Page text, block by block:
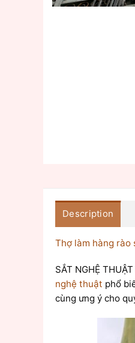
Description
Thợ làm hàng rào
SẮT NGHỆ
nghệ thuật phổ
cùng ưng ý cho